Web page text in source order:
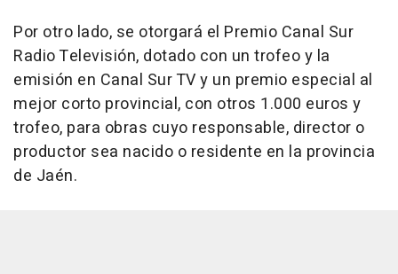
Por otro lado, se otorgará el Premio Canal Sur
Radio Televisión, dotado con un trofeo y la
emisión en Canal Sur TV y un premio especial al
mejor corto provincial, con otros 1.000 euros y
trofeo, para obras cuyo responsable, director o
productor sea nacido o residente en la provincia
de Jaén.